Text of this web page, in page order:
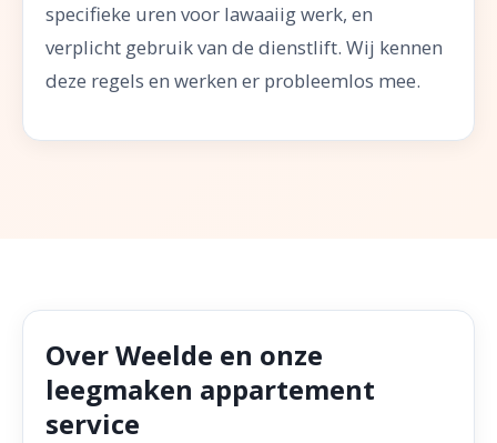
specifieke uren voor lawaaiig werk, en
verplicht gebruik van de dienstlift. Wij kennen
deze regels en werken er probleemlos mee.
Over Weelde en onze
leegmaken appartement
service